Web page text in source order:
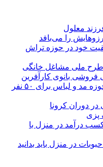
معلول
را می‌بافد
خود در حوزه تراش
طرح ملی مشاغل خانگی
فروشی بانوی کارآفرین
روایت بانوی کارآفرینی که در حوزه مد و لباس برای ۵۰ نفر
دوران کرونا
پزی
درآمد در منزل با
در منزل باید بدانید